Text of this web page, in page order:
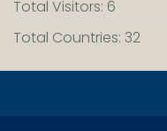
Total Visitors: 6
Total Countries: 32